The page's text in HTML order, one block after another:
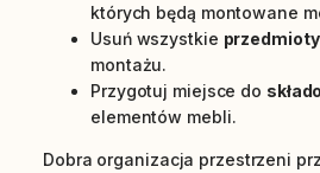
których będą montowane
Usuń wszystkie
montażu.
Przygotuj miejsce do
elementów mebli.
Dobra organizacja przestrzeni